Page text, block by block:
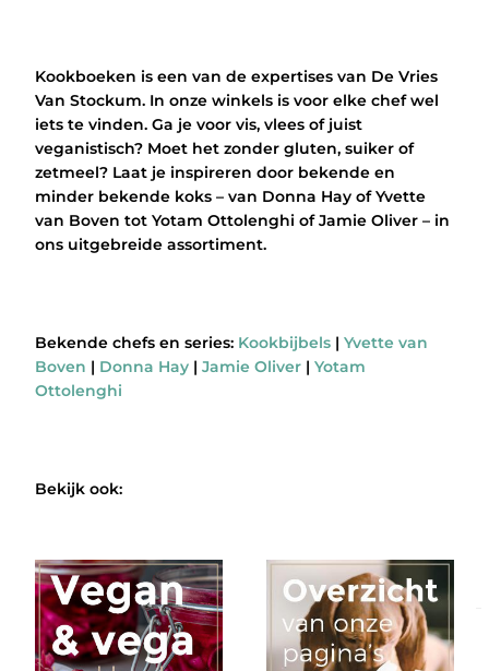
Kookboeken is een van de expertises van De Vries
Van Stockum. In onze winkels is voor elke chef wel
iets te vinden. Ga je voor vis, vlees of juist
veganistisch? Moet het zonder gluten, suiker of
zetmeel? Laat je inspireren door bekende en
minder bekende koks – van Donna Hay of Yvette
van Boven tot Yotam Ottolenghi of Jamie Oliver – in
ons uitgebreide assortiment.
Bekende chefs en series: Kookbijbels| Yvette van
Boven | Donna Hay| Jamie Oliver| Yotam
Ottolenghi
Bekijk ook: